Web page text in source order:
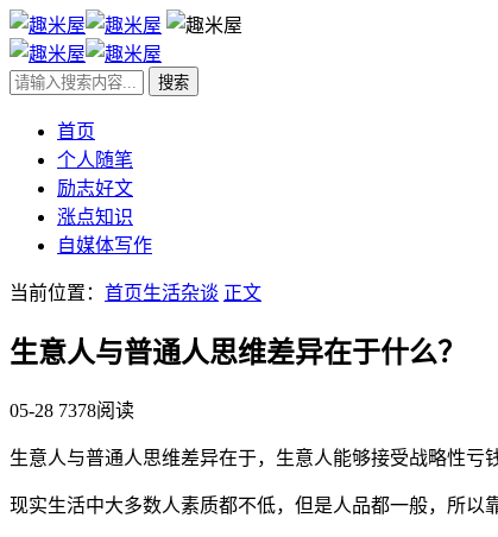
首页
个人随笔
励志好文
涨点知识
自媒体写作
当前位置： 首页生活杂谈 正文
生意人与普通人思维差异在于什么？
05-28 7378阅读
生意人与普通人思维差异在于，生意人能够接受战略性亏
现实生活中大多数人素质都不低，但是人品都一般，所以